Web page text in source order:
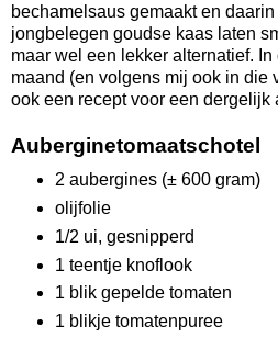
bechamelsaus gemaakt en
jongbelegen goudse kaas laten
maar wel een lekker alternatief.
maand (en volgens mij ook in die
ook een recept voor een dergelijk
Auberginetomaatschotel
2 aubergines (± 600 gram)
olijfolie
1/2 ui, gesnipperd
1 teentje knoflook
1 blik gepelde tomaten
1 blikje tomatenpuree